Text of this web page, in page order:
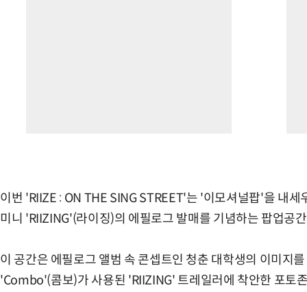
이번 'RIIZE : ON THE SING STREET'는 '이모셔널팝'을 내
미니 'RIIZING'(라이징)의 에필로그 발매를 기념하는 팝업공
이 공간은 에필로그 앨범 속 콘셉트인 청춘 대학생의 이미지
'Combo'(콤보)가 사용된 'RIIZING' 트레일러에 착안한 포토